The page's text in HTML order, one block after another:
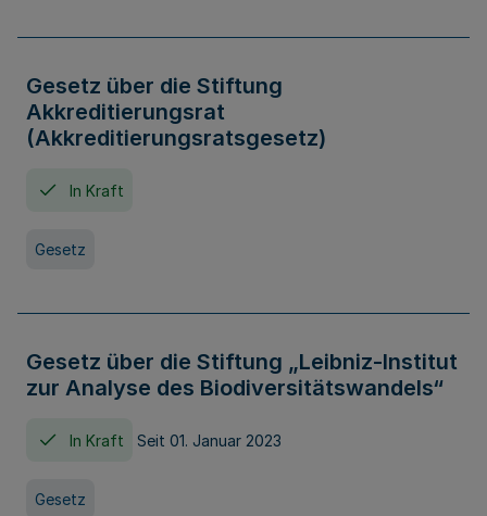
Gesetz über die Stiftung
Akkreditierungsrat
(Akkreditierungsratsgesetz)
In Kraft
Gesetz
Gesetz über die Stiftung „Leibniz-Institut
zur Analyse des Biodiversitätswandels“
In Kraft Seit 01. Januar 2023
Gesetz